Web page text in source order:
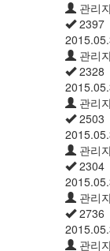
관리
2397
관리
2328
관리
2503
관리
2304
관리
2736
관리